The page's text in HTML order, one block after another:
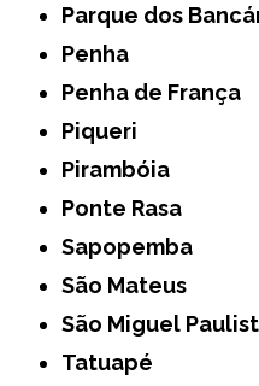
Parque dos
Penha
Penha de França
Piqueri
Pirambóia
Ponte Rasa
Sapopemba
São Mateus
São Miguel
Tatuapé